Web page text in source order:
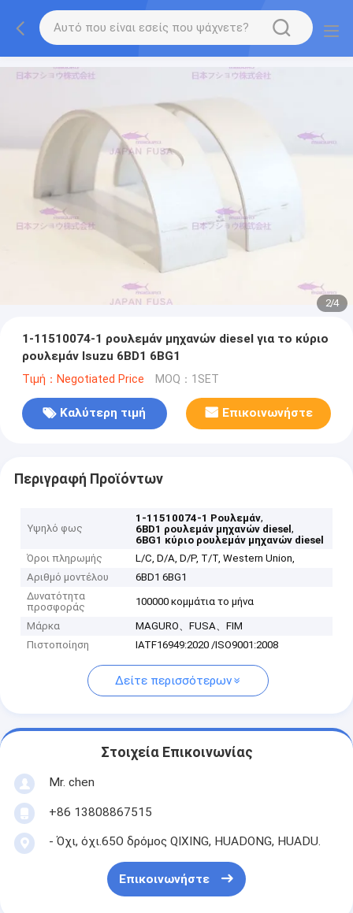
2/4
1-11510074-1 ρουλεμάν μηχανών diesel για το κύριο
ρουλεμάν Isuzu 6BD1 6BG1
Τιμή：Negotiated Price MOQ：1SET
Καλύτερη τιμή Επικοινωνήστε
Περιγραφή Προϊόντων
Υψηλό φως
1-11510074-1 Ρουλεμάν,
6BD1 ρουλεμάν μηχανών diesel,
6BG1 κύριο ρουλεμάν μηχανών diesel
Όροι πληρωμής
L/C, D/A, D/P, T/T, Western Union,
Αριθμό μοντέλου
6BD1 6BG1
Δυνατότητα
προσφοράς
100000 κομμάτια το μήνα
Μάρκα
MAGURO、FUSA、FIM
Πιστοποίηση
IATF16949:2020 /ISO9001:2008
Δείτε περισσότερων
Στοιχεία Επικοινωνίας
Mr. chen
+86 13808867515
- Όχι, όχι.65Ο δρόμος QIXING, HUADONG, HUADU.
Επικοινωνήστε